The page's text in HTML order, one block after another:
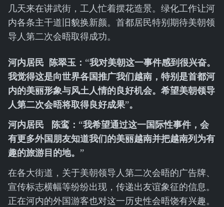
几天来在讲武街，工人忙着摆花造景。绿化工作让河
内各条主干道旧貌换新颜。首都居民特别期待美朝领
导人第二次会晤取得成功。
河内居民 陈翠玉：“我对美朝这一事件感到很兴奋。
我觉得这是向世界各国推广我们越南，特别是首都河
内的美丽形象与风土人情的良好机会。希望美朝领导
人第二次会晤将取得良好成果”。
河内居民
陈鸾：“我希望通过这一国际性事件，会
有更多外国朋友知道我们的美丽越南并把越南列为有
趣的旅游目的地。”
在各大街道，关于美朝领导人第二次会晤的广告牌、
宣传标志横幅等纷纷出现，传递出友谊象征的信息。
正在河内的外国游客也对这一历史性会晤饶有兴趣。